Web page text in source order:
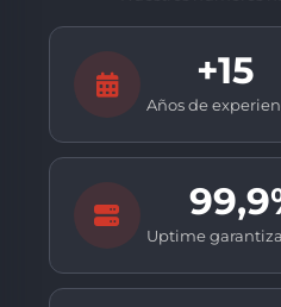
+15
Años de
Uptime